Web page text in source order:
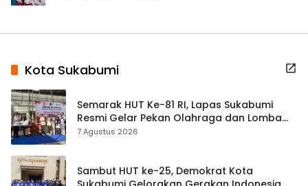
Kota Sukabumi
Semarak HUT Ke-81 RI, Lapas Sukabumi
Resmi Gelar Pekan Olahraga dan Lomba
Tradisional
7 Agustus 2026
Sambut HUT ke-25, Demokrat Kota